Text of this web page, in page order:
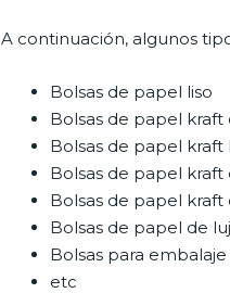
A continuación, algunos
Bolsas de papel liso
Bolsas de papel kraft
Bolsas de papel kraft
Bolsas de papel kraft
Bolsas de papel
Bolsas de papel de
Bolsas para embalaje
etc